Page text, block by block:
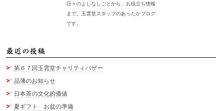
日々のよしなしごとから、お役立ち情報
まで。玉雲堂スタッフのあったかブログ
です。
第６７回玉雲堂チャリティバザー
品薄のお知らせ
日本茶の文化的価値
夏ギフト お盆の準備